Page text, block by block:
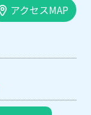
アクセスMAP